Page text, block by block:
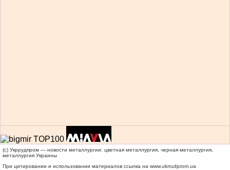
(c) Укррудпром — новости металлургии: цветная металлургия, черная металлургия,
металлургия Украины
При цитировании и использовании материалов ссылка на www.ukrrudprom.ua